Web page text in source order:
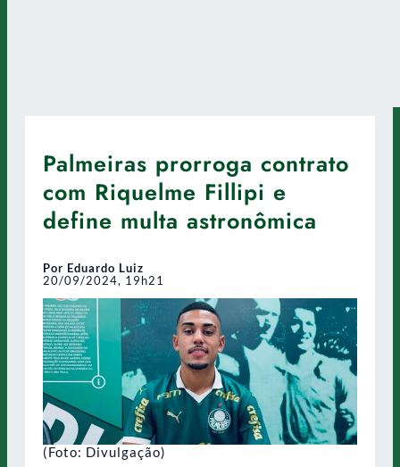
Palmeiras prorroga contrato
com Riquelme Fillipi e
define multa astronômica
Por Eduardo Luiz
20/09/2024, 19h21
(Foto: Divulgação)